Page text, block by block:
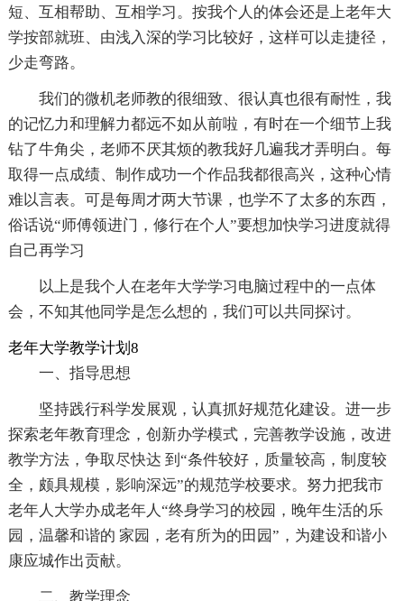
短、互相帮助、互相学习。按我个人的体会还是上老年大
学按部就班、由浅入深的学习比较好，这样可以走捷径，
少走弯路。
我们的微机老师教的很细致、很认真也很有耐性，我
的记忆力和理解力都远不如从前啦，有时在一个细节上我
钻了牛角尖，老师不厌其烦的教我好几遍我才弄明白。每
取得一点成绩、制作成功一个作品我都很高兴，这种心情
难以言表。可是每周才两大节课，也学不了太多的东西，
俗话说“师傅领进门，修行在个人”要想加快学习进度就得
自己再学习
以上是我个人在老年大学学习电脑过程中的一点体
会，不知其他同学是怎么想的，我们可以共同探讨。
老年大学教学计划8
一、指导思想
坚持践行科学发展观，认真抓好规范化建设。进一步
探索老年教育理念，创新办学模式，完善教学设施，改进
教学方法，争取尽快达 到“条件较好，质量较高，制度较
全，颇具规模，影响深远”的规范学校要求。努力把我市
老年人大学办成老年人“终身学习的校园，晚年生活的乐
园，温馨和谐的 家园，老有所为的田园”，为建设和谐小
康应城作出贡献。
二、教学理念